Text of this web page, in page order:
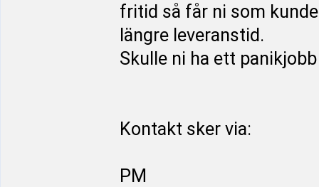
fritid så får ni som
längre leveranstid.
Skulle ni ha ett
Kontakt sker via:
PM